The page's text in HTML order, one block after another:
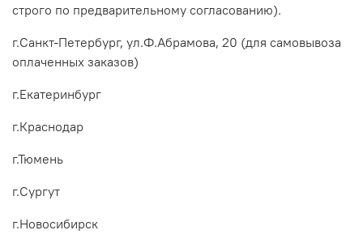
строго по предварительному согласованию).
г.Санкт-Петербург, ул.Ф.Абрамова, 20 (для самовывоза
оплаченных заказов)
г.Екатеринбург
г.Краснодар
г.Тюмень
г.Сургут
г.Новосибирск